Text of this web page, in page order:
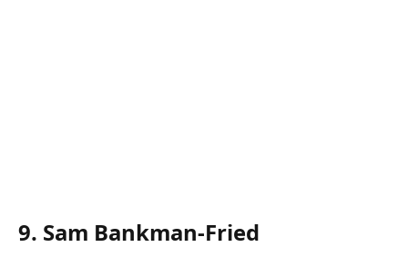
9. Sam Bankman-Fried